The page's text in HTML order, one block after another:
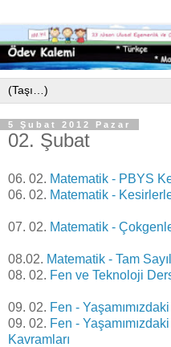
5 Şubat 2012 Pazar
02. Şubat
06. 02. Matematik - PBYS
06. 02. Matematik -
07. 02. Matematik -
08.02. Matematik - Tam
08. 02. Fen ve Teknoloji
09. 02. Fen -
09. 02. Fen -
Kavramları